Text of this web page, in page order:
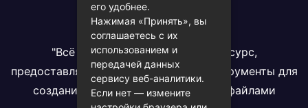
Всё про PDF
"Всё про PDF" - комплексный ресурс,
предоставляющий информацию и инструменты для
создания, конвертации и работы с файлами
его удобнее.
Нажимая «Принять», вы
соглашаетесь с их
использованием и
передачей данных
сервису веб-аналитики.
Если нет — измените